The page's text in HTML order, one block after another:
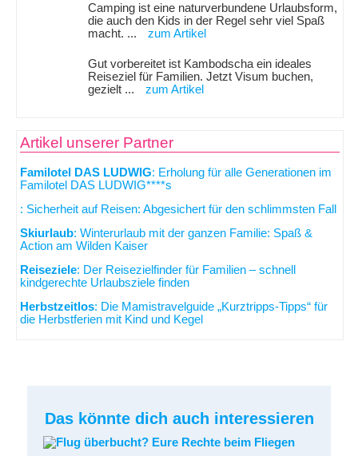
Camping ist eine naturverbundene Urlaubsform,
die auch den Kids in der Regel sehr viel Spaß
macht. ...
zum Artikel
Gut vorbereitet ist Kambodscha ein ideales
Reiseziel für Familien. Jetzt Visum buchen,
gezielt ...
zum Artikel
Artikel unserer Partner
Familotel DAS LUDWIG: Erholung für alle Generationen im
Familotel DAS LUDWIG****s
: Sicherheit auf Reisen: Abgesichert für den schlimmsten Fall
Skiurlaub: Winterurlaub mit der ganzen Familie: Spaß &
Action am Wilden Kaiser
Reiseziele: Der Reisezielfinder für Familien – schnell
kindgerechte Urlaubsziele finden
Herbstzeitlos: Die Mamistravelguide „Kurztripps-Tipps“ für
die Herbstferien mit Kind und Kegel
Das könnte dich auch interessieren